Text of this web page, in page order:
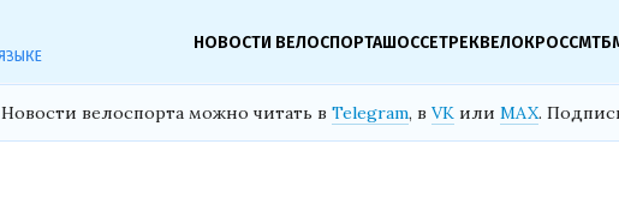
НОВОСТИ ВЕЛОСПОРТАШОССЕТРЕКВЕЛОКРОССМТБ
Новости велоспорта можно читать в Telegram, в VK или MAX.